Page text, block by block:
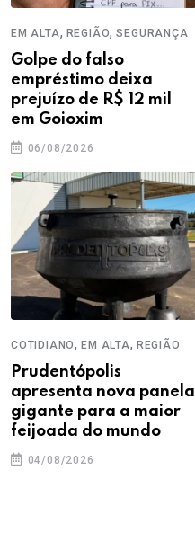
EM ALTA, REGIÃO,SEGURANÇA
Golpe do falso
empréstimo deixa
prejuízo de R$ 12 mil
em Goioxim
06/08/2026
COTIDIANO,EM ALTA, REGIÃO
Prudentópolis
apresenta nova panela
gigante para a maior
feijoada do mundo
04/08/2026